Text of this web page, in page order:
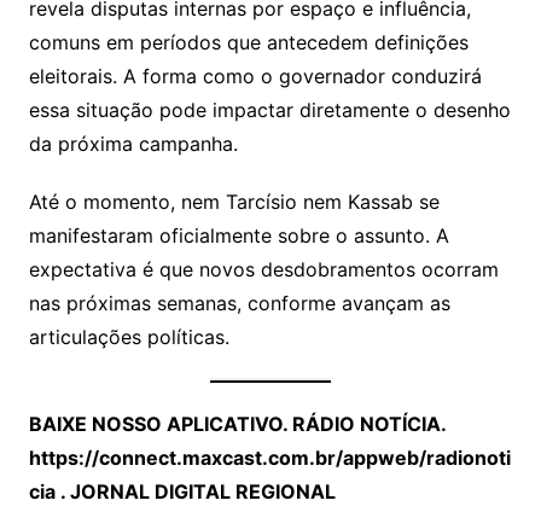
revela disputas internas por espaço e influência,
comuns em períodos que antecedem definições
eleitorais. A forma como o governador conduzirá
essa situação pode impactar diretamente o desenho
da próxima campanha.
Até o momento, nem Tarcísio nem Kassab se
manifestaram oficialmente sobre o assunto. A
expectativa é que novos desdobramentos ocorram
nas próximas semanas, conforme avançam as
articulações políticas.
BAIXE NOSSO APLICATIVO. RÁDIO NOTÍCIA.
https://connect.maxcast.com.br/appweb/radionoti
cia. JORNAL DIGITAL REGIONAL